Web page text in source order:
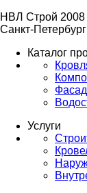
НВЛ Строй 2008
Санкт-Петербург
Каталог
Услуги